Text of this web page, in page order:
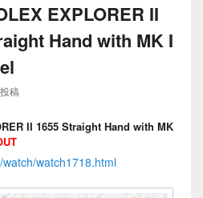
EXPLORER II
Hand with MK I
稿
II 1655 Straight Hand with MK
watch1718.html